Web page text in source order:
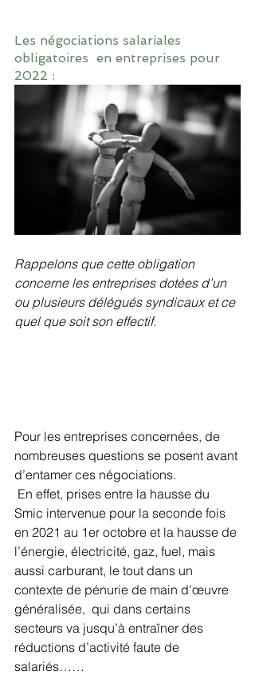
Les négociations salariales
obligatoires  en entreprises pour
2022 :
Rappelons que cette obligation
concerne les entreprises dotées d’un
ou plusieurs délégués syndicaux et ce
quel que soit son effectif.
Pour les entreprises concernées, de
nombreuses questions se posent avant
d’entamer ces négociations.
Smic intervenue pour la seconde fois
en 2021 au 1er octobre et la hausse de
l’énergie, électricité, gaz, fuel, mais
aussi carburant, le tout dans un
contexte de pénurie de main d’œuvre
généralisée,  qui dans certains
secteurs va jusqu’à entraîner des
réductions d’activité faute de
salariés……